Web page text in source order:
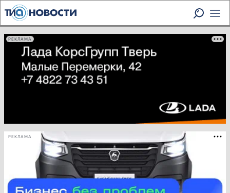
РЕКЛАМА
РЕКЛАМА